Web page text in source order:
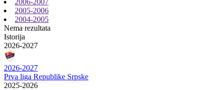
2005-2006
2004-2005
Nema rezultata
Istorija
2026-2027
2026-2027
Prva liga Republike Srpske
2025-2026